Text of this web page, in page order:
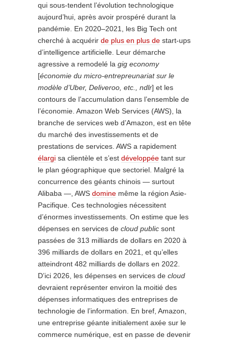
qui sous-tendent l’évolution technologique
aujourd’hui, après avoir prospéré durant la
pandémie. En 2020–2021, les Big Tech ont
cherché à acquérir de plus en plus de start-ups
d’intelligence artificielle. Leur démarche
agressive a remodelé la gig economy
[économie du micro-entrepreunariat sur le
modèle d’Uber, Deliveroo, etc., ndlr] et les
contours de l’accumulation dans l’ensemble de
l’économie. Amazon Web Services (AWS), la
branche de services web d’Amazon, est en tête
du marché des investissements et de
prestations de services. AWS a rapidement
élargi sa clientèle et s’est développée tant sur
le plan géographique que sectoriel. Malgré la
concurrence des géants chinois — surtout
Alibaba —, AWS domine même la région Asie-
Pacifique. Ces technologies nécessitent
d’énormes investissements. On estime que les
dépenses en services de cloud public sont
passées de 313 milliards de dollars en 2020 à
396 milliards de dollars en 2021, et qu’elles
atteindront 482 milliards de dollars en 2022.
D’ici 2026, les dépenses en services de cloud
devraient représenter environ la moitié des
dépenses informatiques des entreprises de
technologie de l’information. En bref, Amazon,
une entreprise géante initialement axée sur le
commerce numérique, est en passe de devenir